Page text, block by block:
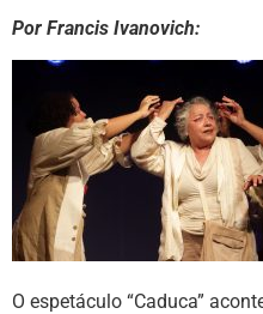
Por Francis Ivanovich:
O espetáculo “Caduca”